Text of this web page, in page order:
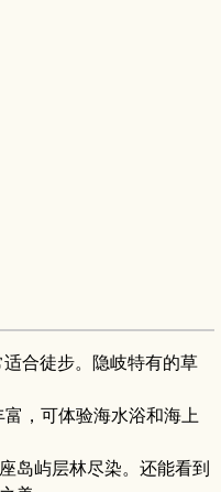
适合徒步。隐岐特有的草
富，可体验海水浴和海上
岛屿层林尽染。还能看到